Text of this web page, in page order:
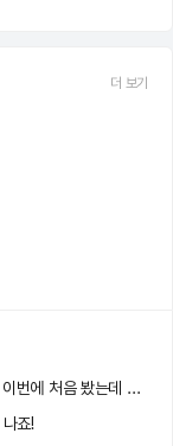
더 보기
매년 신년운세 보는 습관 정말 좋은 것 같아요, 저도 이번에 처음 봤는데 앞으로 매년 확인하려고요ㅎㅎㅎ
죠!